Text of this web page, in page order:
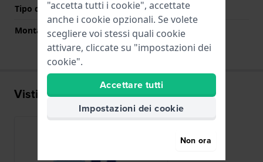
Tipo di montatura
Perni in acciaio
Montatura dritta
No
Visti di recente
"accetta tutti i cookie", accettate
anche i cookie opzionali. Se volete
scegliere voi stessi quali cookie
attivare, cliccate su "impostazioni dei
cookie".
Accettare tutti
Impostazioni dei cookie
Non ora